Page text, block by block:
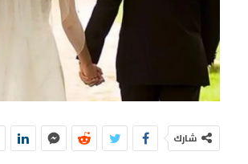
شارك